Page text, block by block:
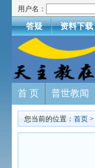
用户名：
答疑 资料下载
首 页 普世教闻
您当前的位置： 首页 >